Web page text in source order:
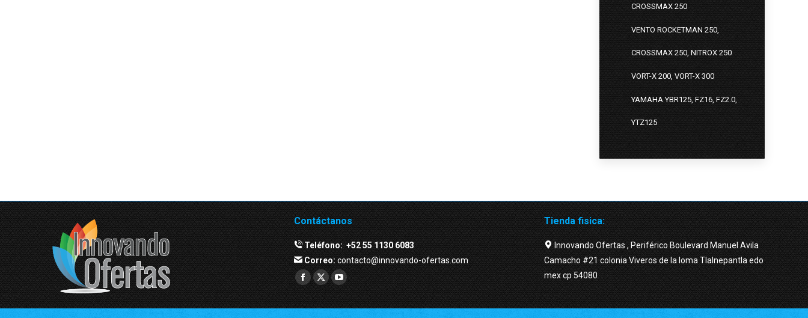
CROSSMAX 250
VENTO ROCKETMAN 250,
CROSSMAX 250, NITROX 250
VORT-X 200, VORT-X 300
YAMAHA YBR125, FZ16, FZ2.0,
YTZ125
Contáctanos
Teléfono:+52 55 1130 6083
Correo:contacto@innovando-ofertas.com
Facebook
page
Twitter
page
YouTube
page
Tienda fisica:
Innovando Ofertas , Periférico Boulevard Manuel Avila
Camacho #21 colonia Viveros de la loma Tlalnepantla edo
mex cp 54080